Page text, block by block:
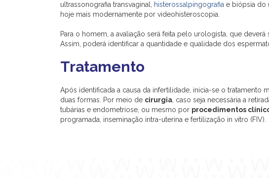
ultrassonografia transvaginal, histerossalpingografia e biópsia do
hoje mais modernamente por videohisteroscopia.
Para o homem, a avaliação será feita pelo urologista, que
Assim, poderá identificar a quantidade e qualidade dos
Tratamento
Após identificada a causa da infertilidade, inicia-se o tratamento
duas formas. Por meio de cirurgia, caso seja necessária a
tubárias e endometriose, ou mesmo por procedimentos
programada, inseminação intra-uterina e fertilização in vitro (FIV).